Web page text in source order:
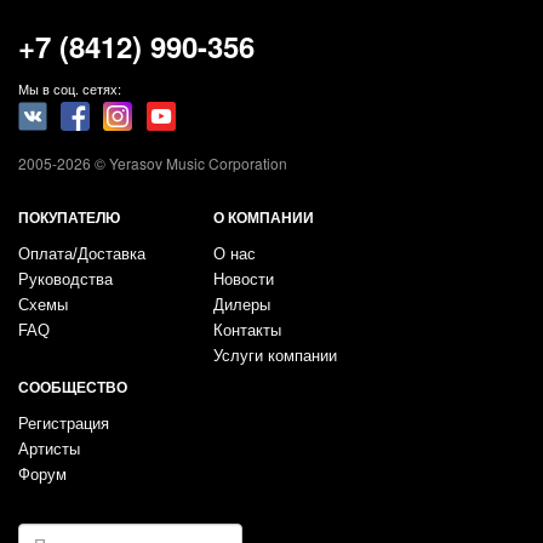
+7 (8412) 990-356
Мы в соц. сетях:
2005-2026 © Yerasov Music Corporation
ПОКУПАТЕЛЮ
Оплата/Доставка
Руководства
Схемы
FAQ
О КОМПАНИИ
О нас
Новости
Дилеры
Контакты
Услуги компании
СООБЩЕСТВО
Регистрация
Артисты
Форум
E-